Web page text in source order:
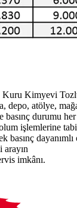
Kimyevi
depo, atölye,
basınç durumu
işlemlerine
basınç
imkânı.